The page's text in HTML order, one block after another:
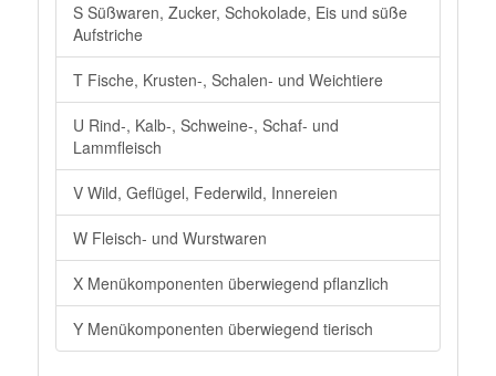
S Süßwaren, Zucker, Schokolade, Eis und süße
Aufstriche
T Fische, Krusten-, Schalen- und Weichtiere
U Rind-, Kalb-, Schweine-, Schaf- und
Lammfleisch
V Wild, Geflügel, Federwild, Innereien
W Fleisch- und Wurstwaren
X Menükomponenten überwiegend pflanzlich
Y Menükomponenten überwiegend tierisch